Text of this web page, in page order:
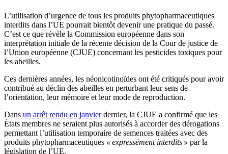
L’utilisation d’urgence de tous les produits phytopharmaceutiques
interdits dans l’UE pourrait bientôt devenir une pratique du passé.
C’est ce que révèle la Commission européenne dans son
interprétation initiale de la récente décision de la Cour de justice de
l’Union européenne (CJUE) concernant les pesticides toxiques pour
les abeilles.
Ces dernières années, les néonicotinoïdes ont été critiqués pour avoir
contribué au déclin des abeilles en perturbant leur sens de
l’orientation, leur mémoire et leur mode de reproduction.
Dans un arrêt rendu en janvierdernier, la CJUE a confirmé que les
États membres ne seraient plus autorisés à accorder des dérogations
permettant l’utilisation temporaire de semences traitées avec des
produits phytopharmaceutiques « expressément interdits » par la
législation de l’UE.